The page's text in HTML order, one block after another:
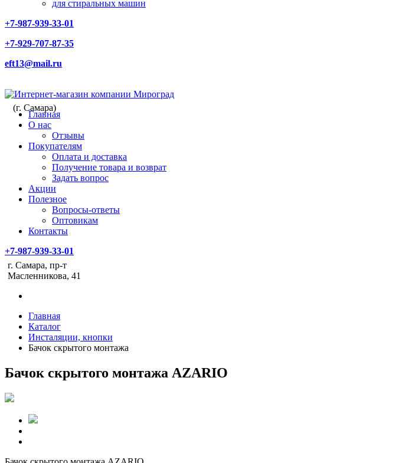
для стиральных машин
+7-987-939-33-01
+7-929-707-87-35
eft13@mail.ru
(г. Самара)
Главная
О нас
Отзывы
Покупателям
Оплата и доставка
Получение товара и возврат
Задать вопрос
Акции
Полезное
Вопросы-ответы
Оптовикам
Контакты
+7-987-939-33-01
г. Самара, пр-т
Масленникова, 41
Главная
Каталог
Инсталяции, кнопки
Бачок скрытого монтажа
Бачок скрытого монтажа AZARIO